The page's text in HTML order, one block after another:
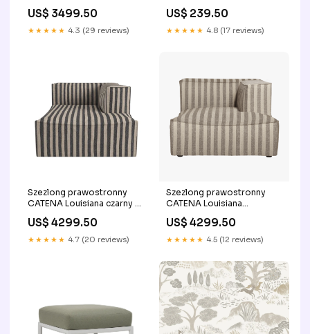
złamanym białym
ProduktFeedNie
US$ 3499.50
★★★★★ 4.3 (29 reviews)
US$ 239.50
★★★★★ 4.8 (17 reviews)
Szezlong prawostronny
CATENA Louisiana czarny z
srebrna
US$ 4299.50
★★★★★ 4.7 (20 reviews)
Szezlong prawostronny
CATENA Louisiana
białym art deco
US$ 4299.50
★★★★★ 4.5 (12 reviews)